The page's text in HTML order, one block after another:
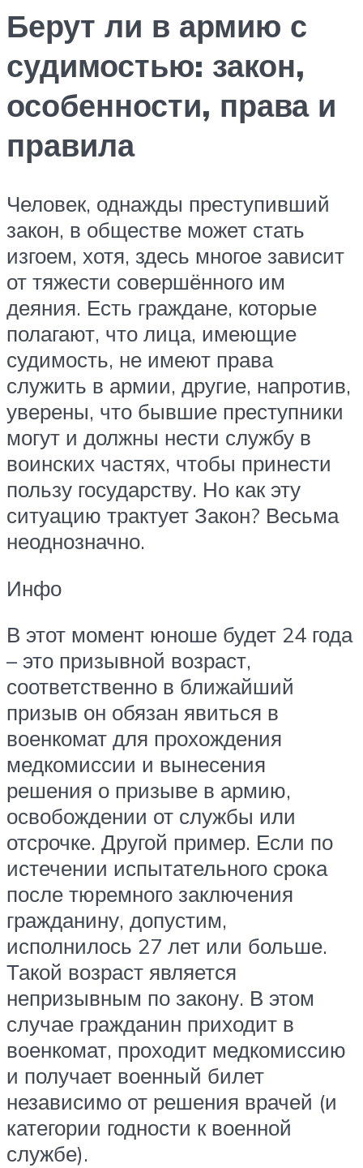
Берут ли в армию с
судимостью: закон,
особенности, права и
правила
Человек, однажды преступивший
закон, в обществе может стать
изгоем, хотя, здесь многое зависит
от тяжести совершённого им
деяния. Есть граждане, которые
полагают, что лица, имеющие
судимость, не имеют права
служить в армии, другие, напротив,
уверены, что бывшие преступники
могут и должны нести службу в
воинских частях, чтобы принести
пользу государству. Но как эту
ситуацию трактует Закон? Весьма
неоднозначно.
Инфо
В этот момент юноше будет 24 года
– это призывной возраст,
соответственно в ближайший
призыв он обязан явиться в
военкомат для прохождения
медкомиссии и вынесения
решения о призыве в армию,
освобождении от службы или
отсрочке. Другой пример. Если по
истечении испытательного срока
после тюремного заключения
гражданину, допустим,
исполнилось 27 лет или больше.
Такой возраст является
непризывным по закону. В этом
случае гражданин приходит в
военкомат, проходит медкомиссию
и получает военный билет
независимо от решения врачей (и
категории годности к военной
службе).